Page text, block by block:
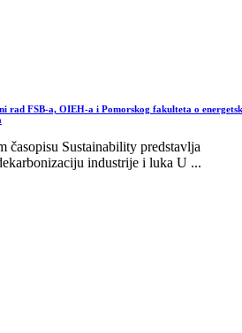
rad FSB-a, OIEH-a i Pomorskog fakulteta o
časopisu Sustainability predstavlja
industrije i luka U ...